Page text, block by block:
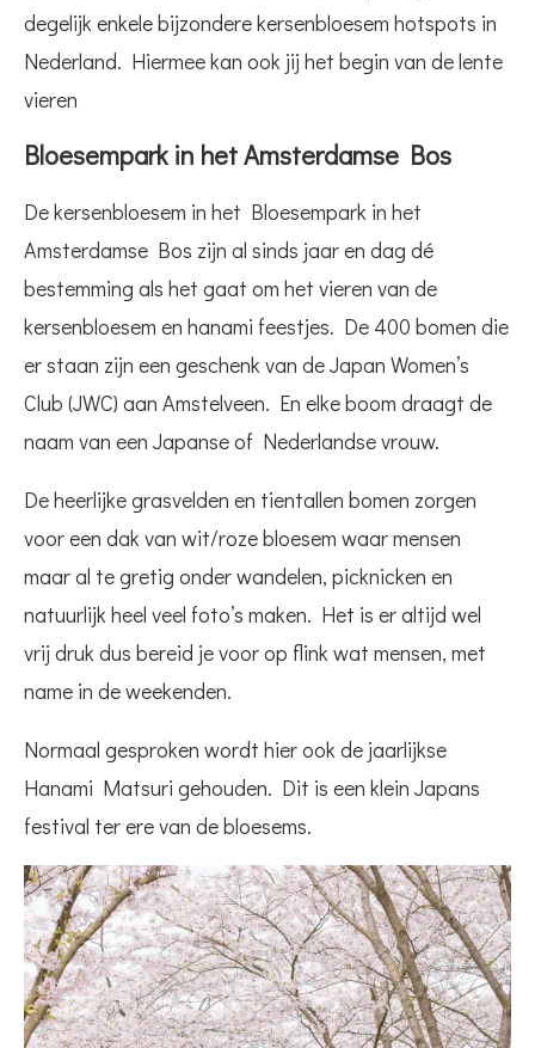
degelijk enkele bijzondere kersenbloesem hotspots in
Nederland. Hiermee kan ook jij het begin van de lente
vieren
Bloesempark in het Amsterdamse Bos
De kersenbloesem in het Bloesempark in het
Amsterdamse Bos zijn al sinds jaar en dag dé
bestemming als het gaat om het vieren van de
kersenbloesem en hanami feestjes. De 400 bomen die
er staan zijn een geschenk van de Japan Women’s
Club (JWC) aan Amstelveen. En elke boom draagt de
naam van een Japanse of Nederlandse vrouw.
De heerlijke grasvelden en tientallen bomen zorgen
voor een dak van wit/roze bloesem waar mensen
maar al te gretig onder wandelen, picknicken en
natuurlijk heel veel foto’s maken. Het is er altijd wel
vrij druk dus bereid je voor op flink wat mensen, met
name in de weekenden.
Normaal gesproken wordt hier ook de jaarlijkse
Hanami Matsuri gehouden. Dit is een klein Japans
festival ter ere van de bloesems.